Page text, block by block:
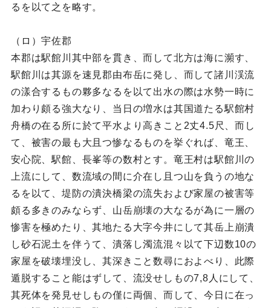
るを以て之を略す。
（ロ）宇佐郡
本郡は駅館川其中部を貫き、而して北方は海に瀕す、
駅館川は其源を速見郡由布岳に発し、而して諸川渓流
の漾合するもの夥多なるを以て出水の際は水勢一時に
加わり頗る強大なり、当日の増水は其国道たる駅館村
舟橋の在る所に於て平水より高きこと2丈4.5尺、而し
て、被害の最も大且つ惨なるものを挙ぐれば、竜王、
安心院、駅館、長峯等の数村とす。竜王村は駅館川の
上流にして、数流域の間に介在し且つ山を負うの地な
るを以て、堤防の潰決橋梁の流失および家屋の被害等
頗る多きのみならず、山岳崩壊の大なるが為に一層の
惨害を極めたり、其地たる大字今井にして其岳上崩潰
し砂石泥土を伴うて、潰落し濁流混々以て下辺数10の
家屋を破壊埋没し、其深きこと数尋におよべり、此際
遁脱すること能はずして、流没せしもの7,8人にして、
其死体を発見せしもの僅に両個、而して、今日に在っ